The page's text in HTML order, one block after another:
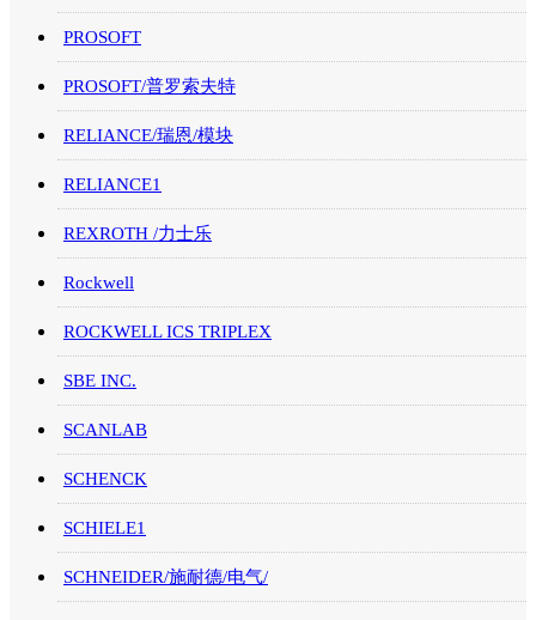
PROSOFT
PROSOFT/普罗索夫特
RELIANCE/瑞恩/模块
RELIANCE1
REXROTH /力士乐
Rockwell
ROCKWELL ICS TRIPLEX
SBE INC.
SCANLAB
SCHENCK
SCHIELE1
SCHNEIDER/施耐德/电气/